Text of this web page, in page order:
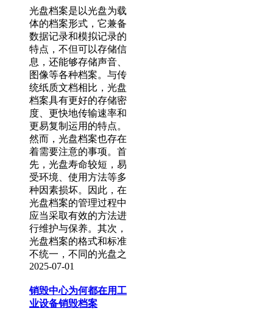
光盘档案是以光盘为载
体的档案形式，它兼备
数据记录和模拟记录的
特点，不但可以存储信
息，还能够存储声音、
图像等各种档案。与传
统纸质文档相比，光盘
档案具有更好的存储密
度、更快地传输速率和
更易复制运用的特点。
然而，光盘档案也存在
着需要注意的事项。首
先，光盘寿命较短，易
受环境、使用方法等多
种因素损坏。因此，在
光盘档案的管理过程中
应当采取有效的方法进
行维护与保养。其次，
光盘档案的格式和标准
不统一，不同的光盘之
2025-07-01
销毁中心为何都在用工
业设备销毁档案